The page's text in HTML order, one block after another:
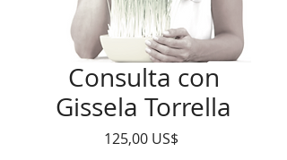
Consulta con
Gissela Torrella
125,00 US$